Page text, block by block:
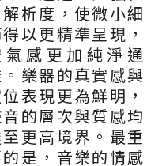
解析度，使微小細
以更精準呈現，
氣感更加純淨通
樂器的真實感與
表現更為鮮明，
的層次與質感均
更高境界。最重
是，音樂的情感